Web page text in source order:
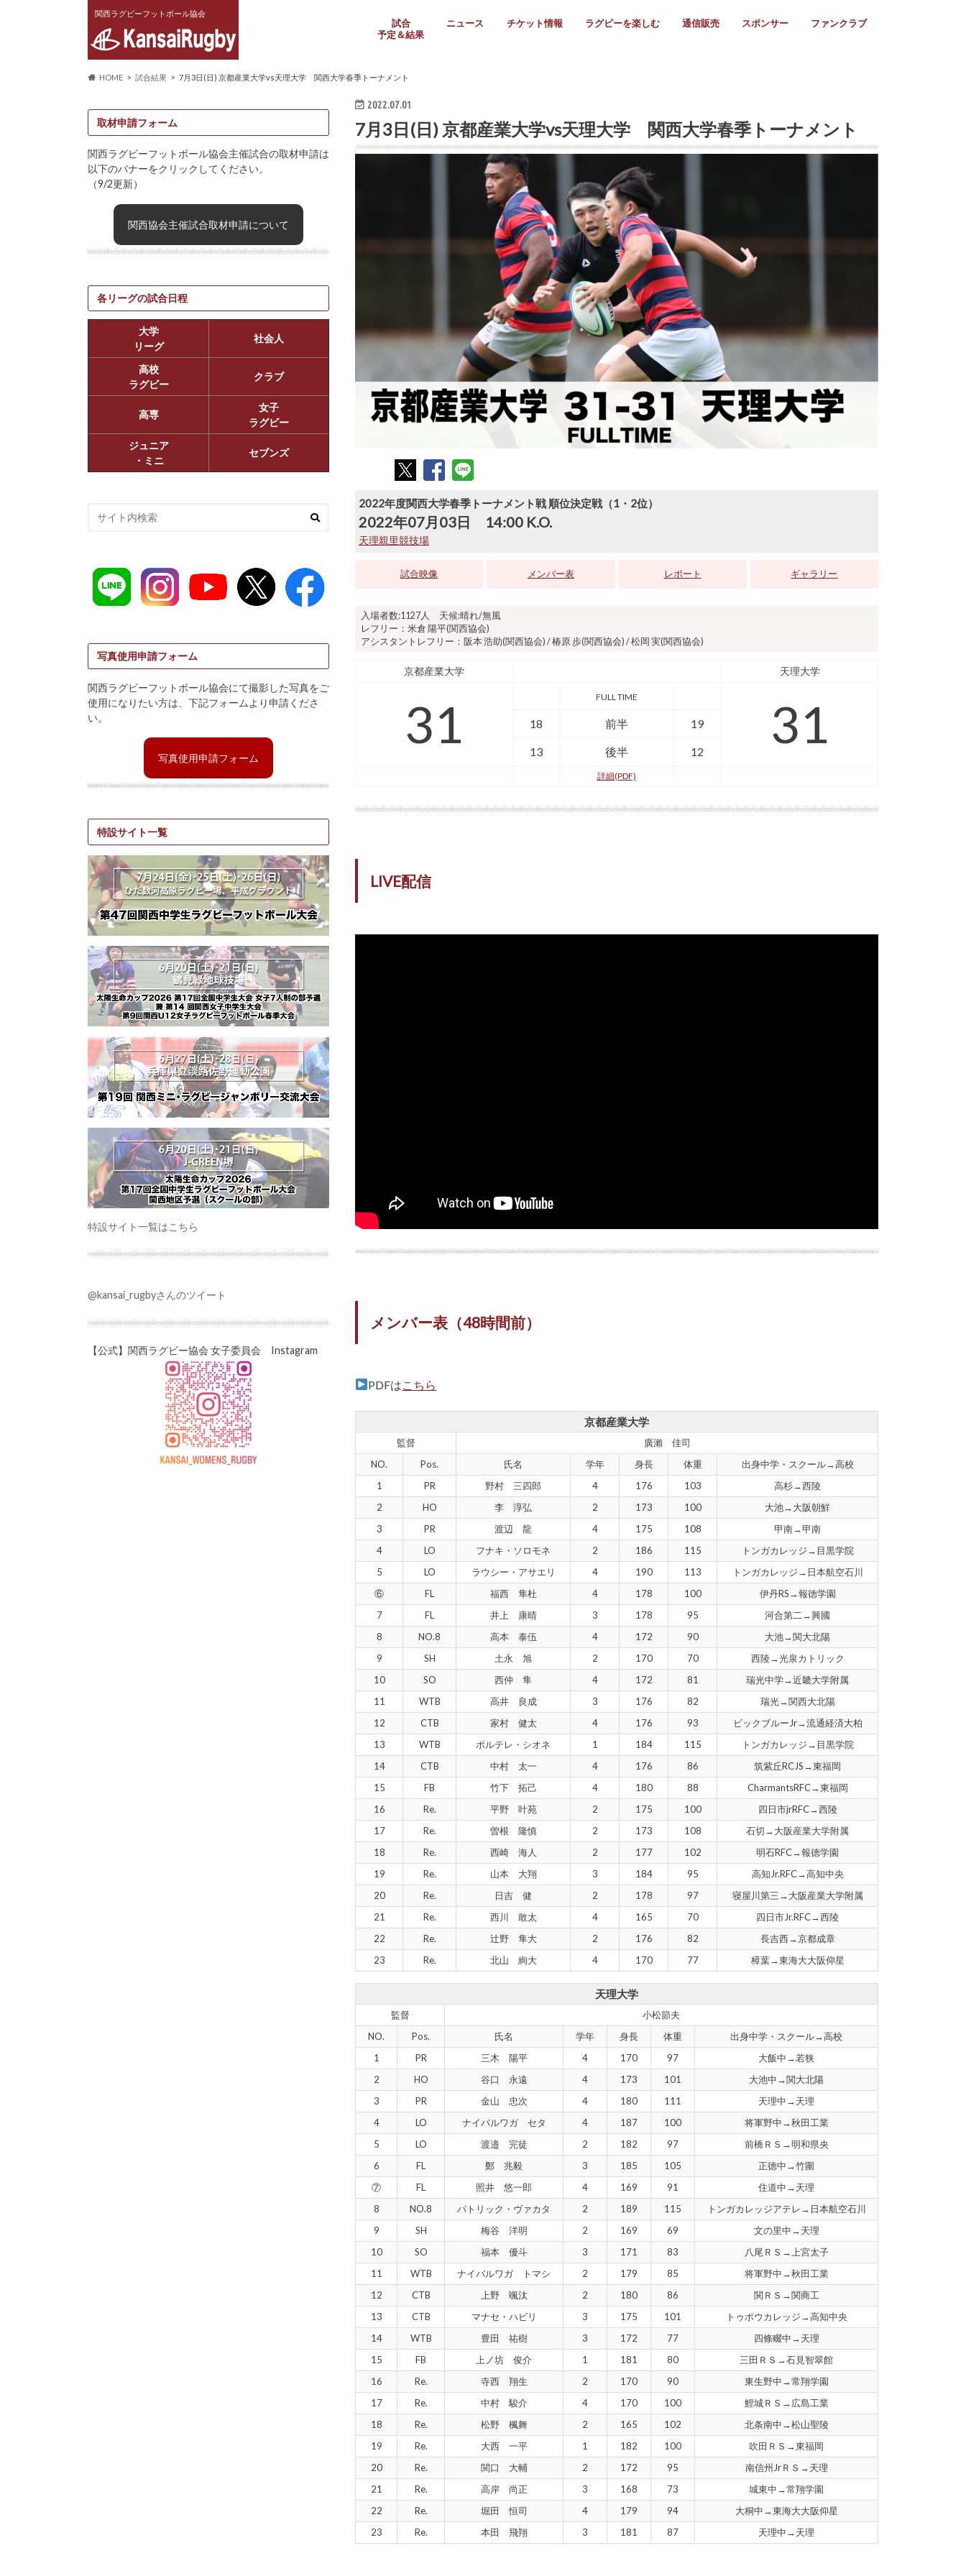
関西ラグビーフットボール協会
試合
予定＆結果
ニュース チケット情報 ラグビーを楽しむ 通信販売 スポンサー ファンクラブ
HOME 試合結果 7月3日(日) 京都産業大学vs天理大学 関西大学春季トーナメント
2022.07.01
7月3日(日) 京都産業大学vs天理大学 関西大学春季トーナメント
2022年度関西大学春季トーナメント戦 順位決定戦（1・2位）
2022年07月03日 14:00 K.O.
天理親里競技場
試合映像 メンバー表 レポート ギャラリー
入場者数:1127人 天候:晴れ/無風
レフリー：米倉 陽平(関西協会)
アシスタントレフリー：阪本 浩助(関西協会) / 椿原 歩(関西協会) / 松岡 実(関西協会)
京都産業大学 天理大学
31 FULL TIME 31
18 前半 19
13 後半 12
詳細(PDF)
LIVE配信
メンバー表（48時間前）
PDFは こちら
京都産業大学
監督
廣瀨 佳司
NO.
Pos. 氏名 学年 身長 体重
出身中学・スクール→高校
1
PR 野村 三四郎 4 176 103
高杉→西陵
2
HO 李 淳弘 2 173 100
大池→大阪朝鮮
3
PR 渡辺 龍 4 175 108
甲南→甲南
4
LO フナキ・ソロモネ 2 186 115
トンガカレッジ→目黒学院
5
LO ラウシー・アサエリ 4 190 113
トンガカレッジ→日本航空石川
⑥
FL 福西 隼杜 4 178 100
伊丹RS→報徳学園
7
FL 井上 康晴 3 178 95
河合第二→興國
8
NO.8 高本 泰伍 4 172 90
大池→関大北陽
9
SH 土永 旭 2 170 70
西陵→光泉カトリック
10
SO 西仲 隼 4 172 81
瑞光中学→近畿大学附属
11
WTB 高井 良成 3 176 82
瑞光→関西大北陽
12
CTB 家村 健太 4 176 93
ビックブルーJr→流通経済大柏
13
WTB ポルテレ・シオネ 1 184 115
トンガカレッジ→目黒学院
14
CTB 中村 太一 4 176 86
筑紫丘RCJS→東福岡
15
FB 竹下 拓己 4 180 88
CharmantsRFC→東福岡
16
Re. 平野 叶苑 2 175 100
四日市jrRFC→西陵
17
Re. 曽根 隆慎 2 173 108
石切→大阪産業大学附属
18
Re. 西崎 海人 2 177 102
明石RFC→報徳学園
19
Re. 山本 大翔 3 184 95
高知Jr.RFC→高知中央
20
Re. 日吉 健 2 178 97
寝屋川第三→大阪産業大学附属
21
Re. 西川 敢太 4 165 70
四日市Jr.RFC→西陵
22
Re. 辻野 隼大 2 176 82
長吉西→京都成章
23
Re. 北山 絢大 4 170 77 樟葉→東海大大阪仰星
天理大学
監督
小松節夫
NO.
Pos. 氏名 学年 身長 体重
出身中学・スクール→高校
1
PR 三木 陽平 4 170 97
大飯中→若狭
2
HO 谷口 永遠 4 173 101
大池中→関大北陽
3
PR 金山 忠次 4 180 111
天理中→天理
4
LO ナイバルワガ セタ 4 187 100
将軍野中→秋田工業
5
LO 渡邉 完徒 2 182 97
前橋ＲＳ→明和県央
6
FL 鄭 兆毅 3 185 105
正徳中→竹圍
⑦
FL 照井 悠一郎 4 169 91
住道中→天理
8
NO.8 パトリック・ヴァカタ 2 189 115
トンガカレッジアテレ→日本航空石川
9
SH 梅谷 洋明 2 169 69
文の里中→天理
10
SO 福本 優斗 3 171 83
八尾ＲＳ→上宮太子
11
WTB ナイバルワガ トマシ 2 179 85
将軍野中→秋田工業
12
CTB 上野 颯汰 2 180 86
関ＲＳ→関商工
13
CTB マナセ・ハビリ 3 175 101
トゥポウカレッジ→高知中央
14
WTB 豊田 祐樹 3 172 77
四條畷中→天理
15
FB 上ノ坊 俊介 1 181 80
三田ＲＳ→石見智翠館
16
Re. 寺西 翔生 2 170 90
東生野中→常翔学園
17
Re. 中村 駿介 4 170 100
鯉城ＲＳ→広島工業
18
Re. 松野 楓舞 2 165 102
北条南中→松山聖陵
19
Re. 大西 一平 1 182 100
吹田ＲＳ→東福岡
20
Re. 関口 大輔 2 172 95
南信州JrＲＳ→天理
21
Re. 高岸 尚正 3 168 73
城東中→常翔学園
22
Re. 堀田 恒司 4 179 94
大桐中→東海大大阪仰星
23
Re. 本田 飛翔 3 181 87 天理中→天理
取材申請フォーム
関西ラグビーフットボール協会主催試合の取材申請は
以下のバナーをクリックしてください。
（9/2更新）
関西協会主催試合取材申請について
各リーグの試合日程
大学
リーグ
社会人
高校
ラグビー
クラブ
高専
女子
ラグビー
ジュニア
・ミニ
セブンズ
写真使用申請フォーム
関西ラグビーフットボール協会にて撮影した写真をご
使用になりたい方は、下記フォームより申請くださ
い。
写真使用申請フォーム
特設サイト一覧
特設サイト一覧はこちら
@kansai_rugbyさんのツイート
【公式】関西ラグビー協会 女子委員会 Instagram